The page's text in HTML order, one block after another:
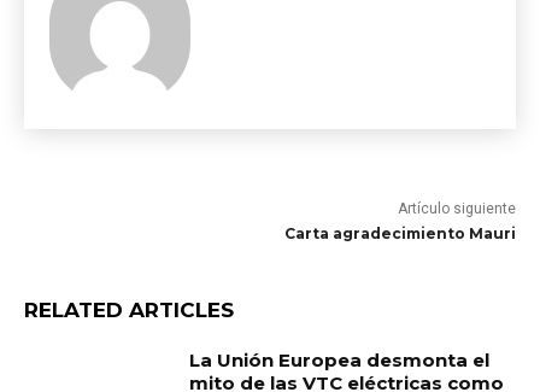
Artículo siguiente
Carta agradecimiento Mauri
RELATED ARTICLES
La Unión Europea desmonta el
mito de las VTC eléctricas como